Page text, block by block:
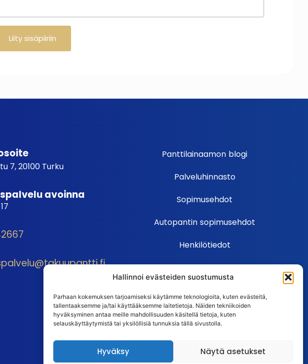
Hallinnoi evästeiden suostumusta
Parhaan kokemuksen tarjoamiseksi käytämme teknologioita, kuten evästeitä,
tallentaaksemme ja/tai käyttääksemme laitetietoja. Näiden tekniikoiden
hyväksyminen antaa meille mahdollisuuden käsitellä tietoja, kuten
selauskäyttäytymistä tai yksilöllisiä tunnuksia tällä sivustolla.
Hyväksy Näytä asetukset
7, 20100 Turku
avoinna
Panttilainaamon blogi
Palveluhinnasto
Sopimusehdot
Autopantin sopimusehdot
Henkilötiedot
Ehdot
Usein kysytyt kysymykset